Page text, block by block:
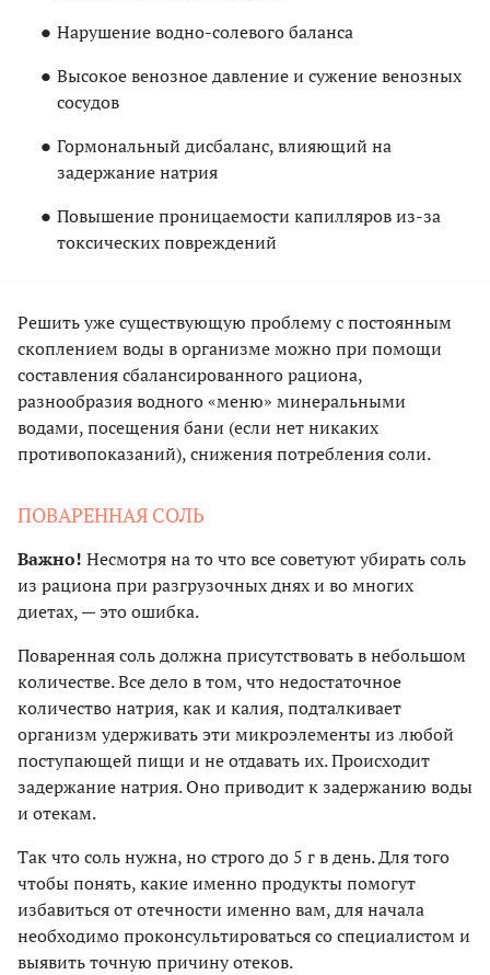
Нарушение водно-солевого баланса
Высокое венозное давление и сужение венозных
сосудов
Гормональный дисбаланс, влияющий на
задержание натрия
Повышение проницаемости капилляров из-за
токсических повреждений
Решить уже существующую проблему с постоянным
скоплением воды в организме можно при помощи
составления сбалансированного рациона,
разнообразия водного «меню» минеральными
водами, посещения бани (если нет никаких
противопоказаний), снижения потребления соли.
ПОВАРЕННАЯ СОЛЬ
Важно! Несмотря на то что все советуют убирать соль
из рациона при разгрузочных днях и во многих
диетах, — это ошибка.
Поваренная соль должна присутствовать в небольшом
количестве. Все дело в том, что недостаточное
количество натрия, как и калия, подталкивает
организм удерживать эти микроэлементы из любой
поступающей пищи и не отдавать их. Происходит
задержание натрия. Оно приводит к задержанию воды
и отекам.
Так что соль нужна, но строго до 5 г в день. Для того
чтобы понять, какие именно продукты помогут
избавиться от отечности именно вам, для начала
необходимо проконсультироваться со специалистом и
выявить точную причину отеков.